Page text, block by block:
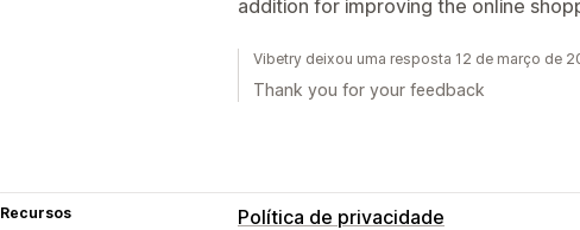
addition for improving the online
Vibetry deixou uma resposta 12 de março de
Thank you for your feedback
Recursos
Política de privacidade